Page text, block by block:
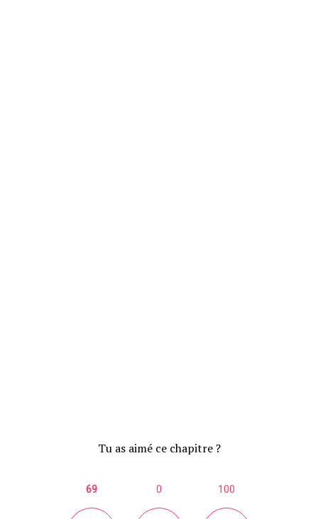
Tu as aimé ce chapitre ?
69 0 100